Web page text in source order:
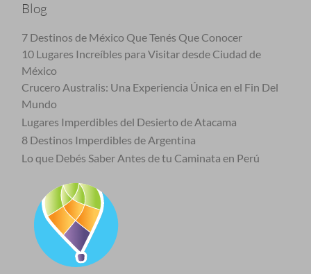
Blog
7 Destinos de México Que Tenés Que Conocer
10 Lugares Increíbles para Visitar desde Ciudad de
México
Crucero Australis: Una Experiencia Única en el Fin Del
Mundo
Lugares Imperdibles del Desierto de Atacama
8 Destinos Imperdibles de Argentina
Lo que Debés Saber Antes de tu Caminata en Perú